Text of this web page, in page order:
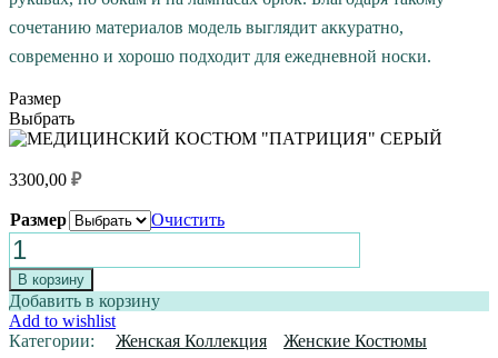
сочетанию материалов модель выглядит аккуратно,
современно и хорошо подходит для ежедневной носки.
Размер
Выбрать
3300,00 ₽
Размер
Очистить
Количество
товара
МЕДИЦИНСКИЙ
КОСТЮМ
"ПАТРИЦИЯ"
СЕРЫЙ
В корзину
Добавить в корзину
Add to wishlist
Категории:
Женская Коллекция Женские Костюмы